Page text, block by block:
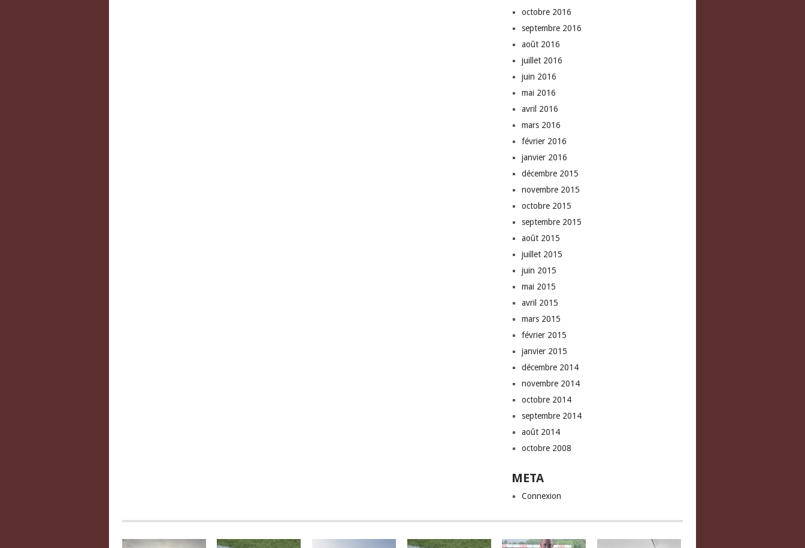
octobre 2016
septembre 2016
août 2016
juillet 2016
juin 2016
mai 2016
avril 2016
mars 2016
février 2016
janvier 2016
décembre 2015
novembre 2015
octobre 2015
septembre 2015
août 2015
juillet 2015
juin 2015
mai 2015
avril 2015
mars 2015
février 2015
janvier 2015
décembre 2014
novembre 2014
octobre 2014
septembre 2014
août 2014
octobre 2008
META
Connexion